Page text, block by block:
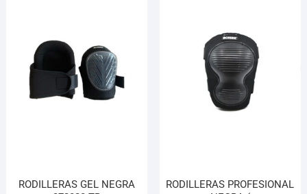
RODILLERAS GEL NEGRA
RODILLERAS PROFESIONAL